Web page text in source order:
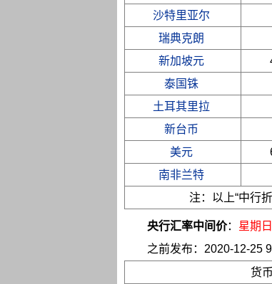
沙特里亚尔
瑞典克朗
新加坡元
泰国铢
土耳其里拉
新台币
美元
南非兰特
注：以上“中行
央行汇率中间价： 星期日
之前发布：2020-12-25
货